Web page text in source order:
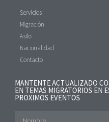
Servicios
Migración
Asilo
Nacionalidad
Contacto
MANTENTE ACTUALIZADO
EN TEMAS MIGRATORIOS EN
PROXIMOS EVENTOS